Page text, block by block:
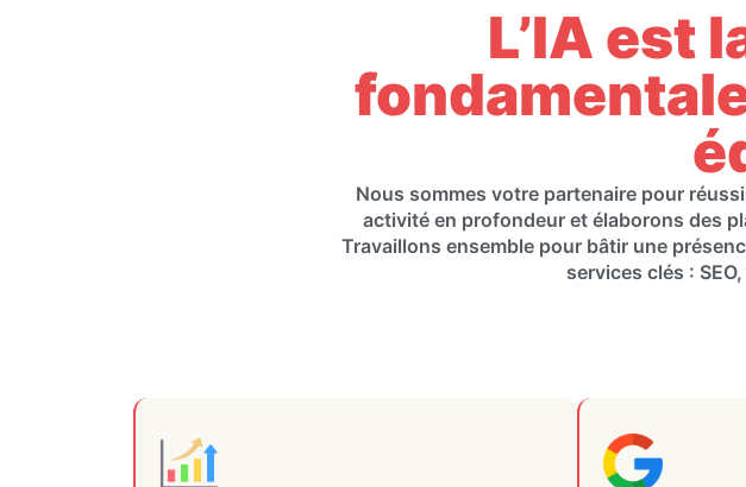
L’IA est
Nous sommes votre partenaire pour
activité en profondeur et élaborons des
Travaillons ensemble pour bâtir une
services clés :